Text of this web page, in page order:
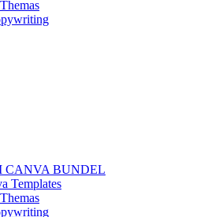
CANVA BUNDEL
Templates